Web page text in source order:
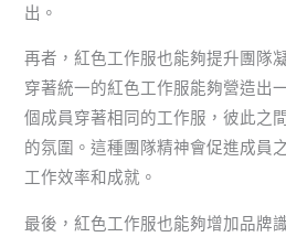
出。
再者，紅色工作服也能夠提升團隊
穿著統一的紅色工作服能夠營造出
個成員穿著相同的工作服，彼此之
的氛圍。這種團隊精神會促進成員
工作效率和成就。
最後，紅色工作服也能夠增加品牌